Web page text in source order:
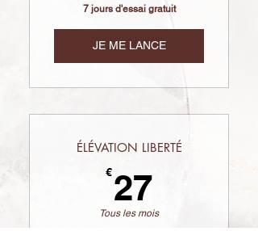
7 jours d'essai gratuit
JE ME LANCE
ÉLÉVATION LIBERTÉ
€27
Tous les mois